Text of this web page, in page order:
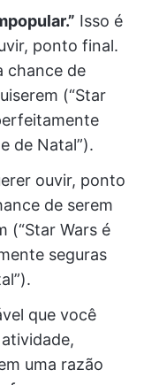
Isso é
ponto final.
chance de
(“Star
de Natal”).
ouvir, ponto
de serem
(“Star Wars é
seguras
que você
uma razão